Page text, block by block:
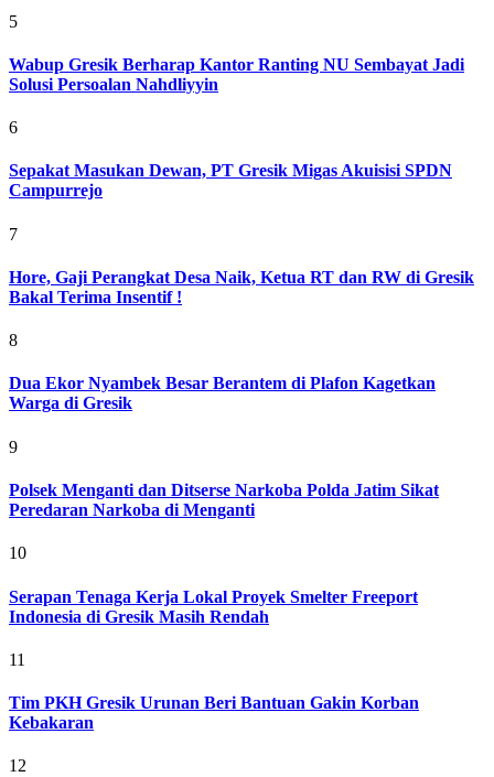
5
Wabup Gresik Berharap Kantor Ranting NU Sembayat Jadi
Solusi Persoalan Nahdliyyin
6
Sepakat Masukan Dewan, PT Gresik Migas Akuisisi SPDN
Campurrejo
7
Hore, Gaji Perangkat Desa Naik, Ketua RT dan RW di Gresik
Bakal Terima Insentif !
8
Dua Ekor Nyambek Besar Berantem di Plafon Kagetkan
Warga di Gresik
9
Polsek Menganti dan Ditserse Narkoba Polda Jatim Sikat
Peredaran Narkoba di Menganti
10
Serapan Tenaga Kerja Lokal Proyek Smelter Freeport
Indonesia di Gresik Masih Rendah
11
Tim PKH Gresik Urunan Beri Bantuan Gakin Korban
Kebakaran
12